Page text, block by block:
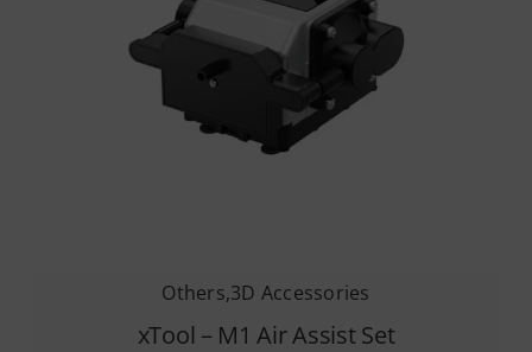
Others,3D Accessories
xTool – M1 Air Assist Set